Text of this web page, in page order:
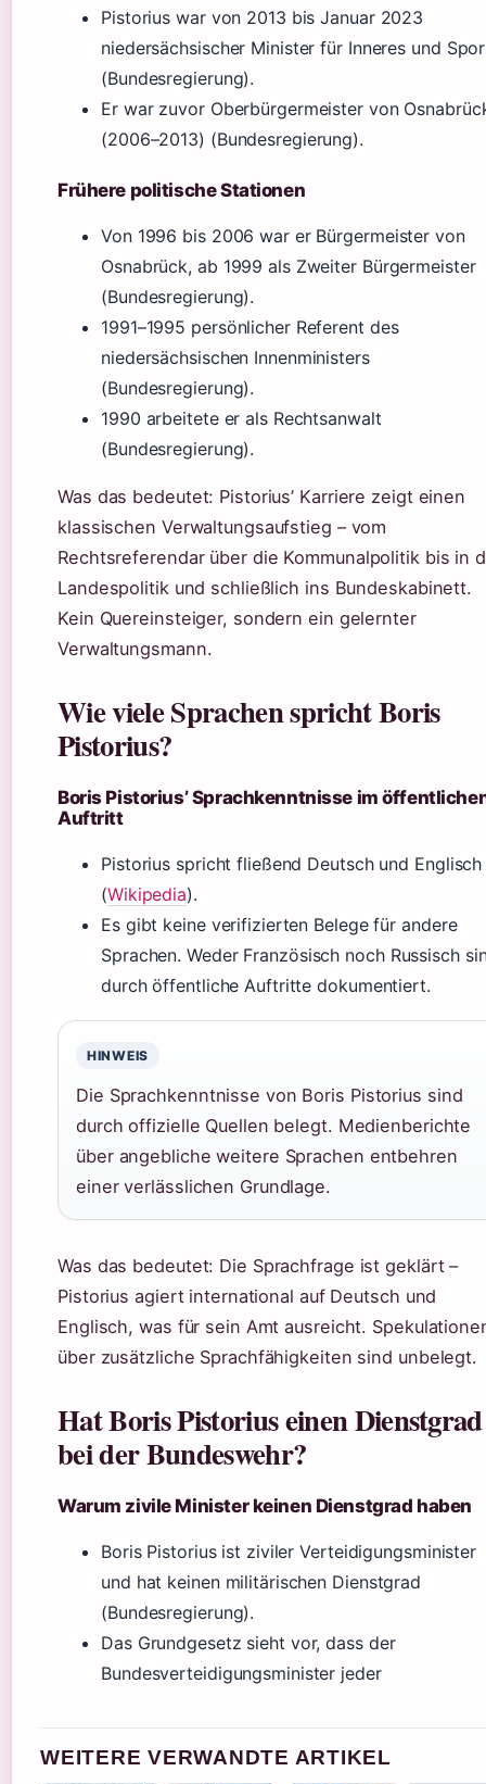
Pistorius war von 2013 bis Januar 2023
niedersächsischer Minister für Inneres und
(Bundesregierung).
Er war zuvor Oberbürgermeister von
(2006–2013) (Bundesregierung).
Frühere politische Stationen
Von 1996 bis 2006 war er Bürgermeister von
Osnabrück, ab 1999 als Zweiter Bürgermeister
(Bundesregierung).
1991–1995 persönlicher Referent des
niedersächsischen Innenministers
(Bundesregierung).
1990 arbeitete er als Rechtsanwalt
(Bundesregierung).
Was das bedeutet: Pistorius’ Karriere zeigt einen
klassischen Verwaltungsaufstieg – vom
Rechtsreferendar über die Kommunalpolitik bis in
Landespolitik und schließlich ins Bundeskabinett.
Kein Quereinsteiger, sondern ein gelernter
Verwaltungsmann.
Wie viele Sprachen spricht Boris
Pistorius?
Boris Pistorius’ Sprachkenntnisse im
Auftritt
Pistorius spricht fließend Deutsch und Englisch
(Wikipedia).
Es gibt keine verifizierten Belege für andere
Sprachen. Weder Französisch noch Russisch
durch öffentliche Auftritte dokumentiert.
HINWEIS
Die Sprachkenntnisse von Boris Pistorius sind
durch offizielle Quellen belegt. Medienberichte
über angebliche weitere Sprachen entbehren
einer verlässlichen Grundlage.
Was das bedeutet: Die Sprachfrage ist geklärt –
Pistorius agiert international auf Deutsch und
Englisch, was für sein Amt ausreicht.
über zusätzliche Sprachfähigkeiten sind unbelegt.
Hat Boris Pistorius einen Dienstgrad
bei der Bundeswehr?
Warum zivile Minister keinen Dienstgrad haben
Boris Pistorius ist ziviler Verteidigungsminister
und hat keinen militärischen Dienstgrad
(Bundesregierung).
Das Grundgesetz sieht vor, dass der
Bundesverteidigungsminister jeder
WEITERE VERWANDTE ARTIKEL